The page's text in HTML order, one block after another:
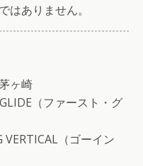
ありません。
ヶ崎
（ファースト・グ
（ゴーイン